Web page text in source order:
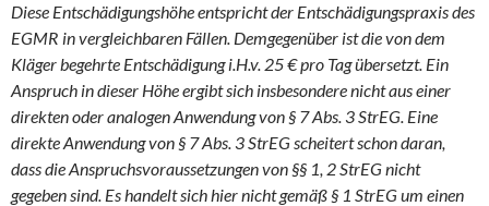
Diese Entschädigungshöhe entspricht der Entschädigungspraxis des
EGMR in vergleichbaren Fällen. Demgegenüber ist die von dem
Kläger begehrte Entschädigung i.H.v. 25 € pro Tag übersetzt. Ein
Anspruch in dieser Höhe ergibt sich insbesondere nicht aus einer
direkten oder analogen Anwendung von § 7 Abs. 3 StrEG. Eine
direkte Anwendung von § 7 Abs. 3 StrEG scheitert schon daran,
dass die Anspruchsvoraussetzungen von §§ 1, 2 StrEG nicht
gegeben sind. Es handelt sich hier nicht gemäß § 1 StrEG um einen